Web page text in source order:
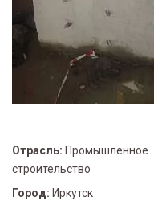
Отрасль: Промышленное
строительство
Город: Иркутск